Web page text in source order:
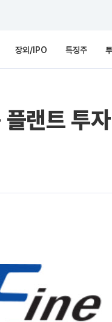
장외/IPO 특징주
랜트 투